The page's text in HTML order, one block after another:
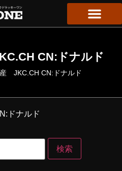
CN:ドナルド
JKC.CH CN:ドナルド
ドナルド